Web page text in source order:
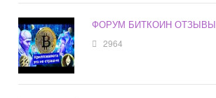
ФОРУМ БИТКОИН ОТЗЫВЫ
2964